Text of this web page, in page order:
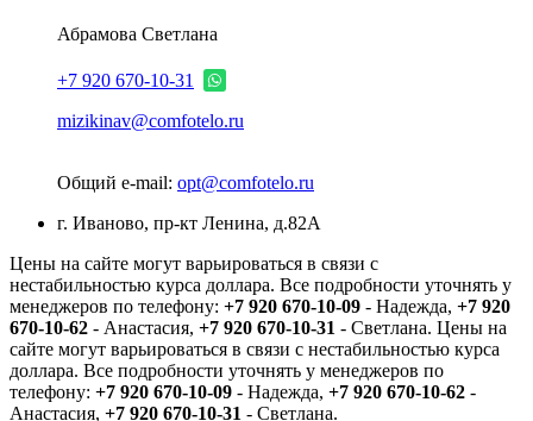
Абрамова Светлана
+7 920 670-10-31
mizikinav@comfotelo.ru
Общий e-mail: opt@comfotelo.ru
г. Иваново, пр-кт Ленина, д.82А
Цены на сайте могут варьироваться в связи с
нестабильностью курса доллара. Все подробности уточнять у
менеджеров по телефону: +7 920 670-10-09 - Надежда, +7 920
670-10-62 - Анастасия, +7 920 670-10-31 - Светлана. Цены на
сайте могут варьироваться в связи с нестабильностью курса
доллара. Все подробности уточнять у менеджеров по
телефону: +7 920 670-10-09 - Надежда, +7 920 670-10-62 -
Анастасия, +7 920 670-10-31 - Светлана.